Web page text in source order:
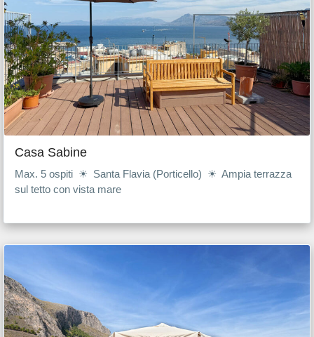
Casa Sabine
Max. 5 ospiti ☀ Santa Flavia (Porticello) ☀ Ampia terrazza
sul tetto con vista mare